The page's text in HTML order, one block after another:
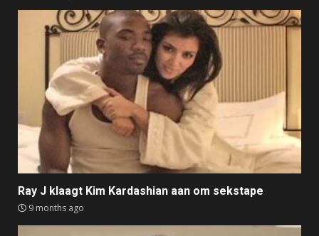
Ray J klaagt Kim Kardashian aan om sekstape
9 months ago